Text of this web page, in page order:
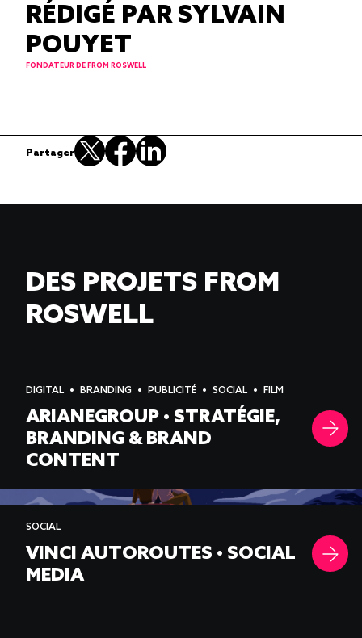
RÉDIGÉ PAR SYLVAIN
POUYET
FONDATEUR DE FROM ROSWELL
Partager
DES PROJETS FROM
ROSWELL
DIGITAL BRANDING PUBLICITÉ SOCIAL FILM
ARIANEGROUP • STRATÉGIE,
BRANDING & BRAND
CONTENT
SOCIAL
VINCI AUTOROUTES • SOCIAL
MEDIA